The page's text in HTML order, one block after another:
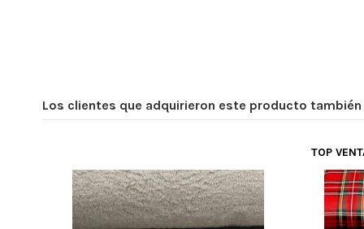
Los clientes que adquirieron este producto
TOP